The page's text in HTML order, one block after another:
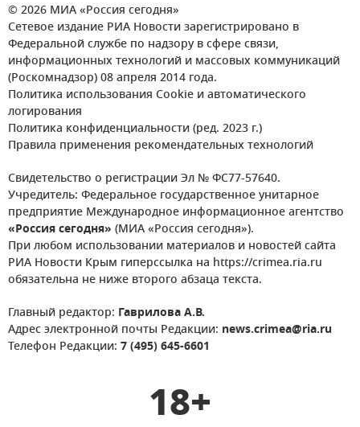
© 2026 МИА «Россия сегодня»
Сетевое издание РИА Новости зарегистрировано в
Федеральной службе по надзору в сфере связи,
информационных технологий и массовых коммуникаций
(Роскомнадзор) 08 апреля 2014 года.
Политика использования Cookie и автоматического
логирования
Политика конфиденциальности (ред. 2023 г.)
Правила применения рекомендательных технологий
Свидетельство о регистрации Эл № ФС77-57640.
Учредитель: Федеральное государственное унитарное
предприятие Международное информационное агентство
«Россия сегодня» (МИА «Россия сегодня»).
При любом использовании материалов и новостей сайта
РИА Новости Крым гиперссылка на https://crimea.ria.ru
обязательна не ниже второго абзаца текста.
Главный редактор: Гаврилова А.В.
Адрес электронной почты Редакции: news.crimea@ria.ru
Телефон Редакции: 7 (495) 645-6601
18+